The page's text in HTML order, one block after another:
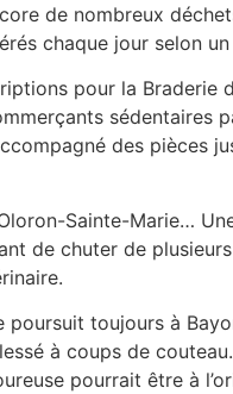
de nombreux
chaque jour selon
pour la
des pièces
Sainte-Marie…
de chuter de
toujours à
à coups de
pourrait être à